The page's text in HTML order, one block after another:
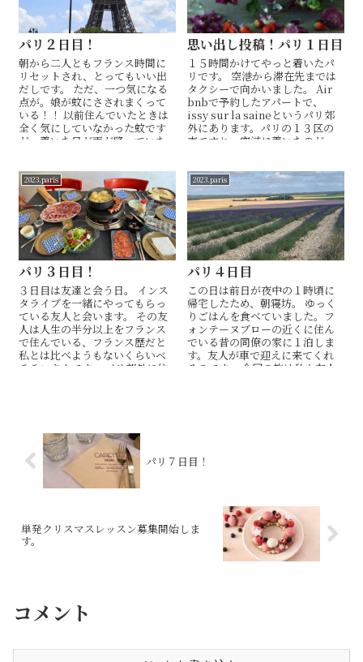
パリ２日目！
朝から二人ともフランス時間に
リセットされ、とってもいい出
だしです。 ただ、一つ気になる
点が。娘が蚊にさされまくって
いる！！ 以前住んでいたときは
全く気にしていなかった蚊です
が、着いた日が雨が降っていた
思い出し投稿！パリ１日目
１５時間かけてやっと着いたパ
リです。 空港から滞在先までは
タクシーで向かいました。 Air
bnbで予約したアパートで、
issy sur la saineというパリ郊
外にあります。パリの１３区の
南ですね。空港に着いたのが...
2023.paris
パリ３日目！
３日目は友達と会う日。 インス
タライブを一緒にやってもらっ
ている友人と会います。 その友
人は人生の半分以上をフランス
で住んでいる、フランス歴だと
私とは比べようもないくらいベ
テランさんです。 パリ郊外に住
2023.paris
パリ４日目
この日は前日が夜中の１時頃に
帰宅したため、朝寝坊。 ゆっく
りごはんを食べていました。フ
ォンテーヌブローの近くに住ん
でいる昔の同僚の家に１泊しま
す。友人が車で迎えに来てくれ
るのです。 今回の旅は私も友人
パリ７日目！
単発クリスマスレッスン募集開始しま
す。
コメント